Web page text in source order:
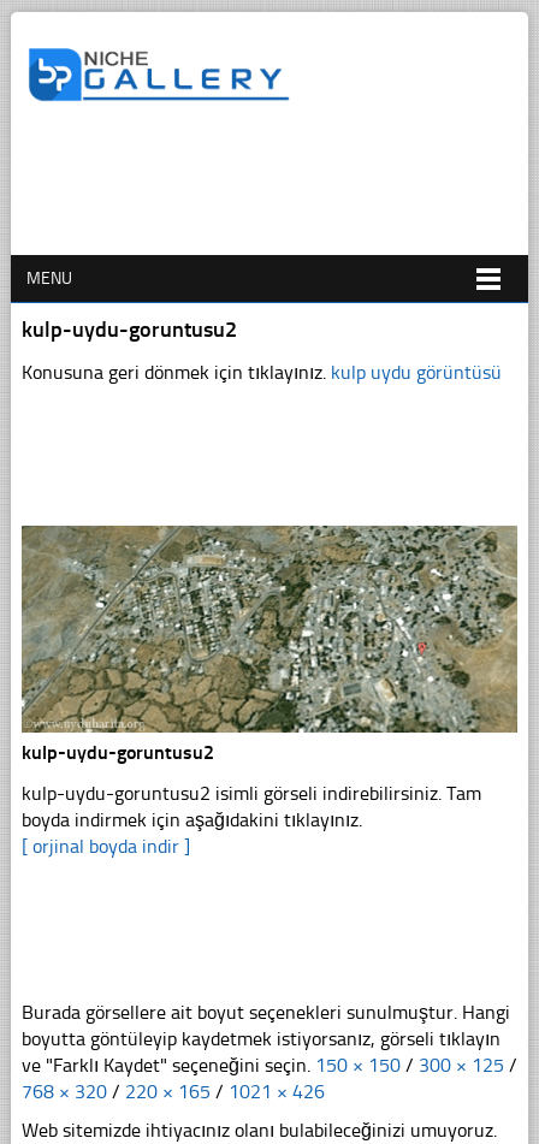
MENU
kulp-uydu-goruntusu2
Konusuna geri dönmek için tıklayınız. kulp uydu görüntüsü
kulp-uydu-goruntusu2
kulp-uydu-goruntusu2 isimli görseli indirebilirsiniz. Tam
boyda indirmek için aşağıdakini tıklayınız.
[ orjinal boyda indir ]
Burada görsellere ait boyut seçenekleri sunulmuştur. Hangi
boyutta göntüleyip kaydetmek istiyorsanız, görseli tıklayın
ve "Farklı Kaydet" seçeneğini seçin. 150 × 150 / 300 × 125 /
768 × 320 / 220 × 165 / 1021 × 426
Web sitemizde ihtiyacınız olanı bulabileceğinizi umuyoruz.